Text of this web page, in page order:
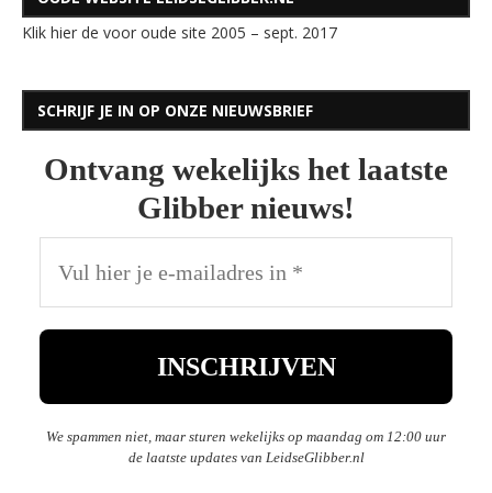
Klik hier de voor oude site 2005 – sept. 2017
SCHRIJF JE IN OP ONZE NIEUWSBRIEF
Ontvang wekelijks het laatste
Glibber nieuws!
We spammen niet, maar sturen wekelijks op maandag om 12:00 uur
de laatste updates van LeidseGlibber.nl